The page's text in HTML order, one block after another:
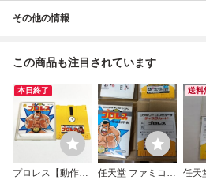
その他の情報
この商品も注目されています
本日終了
プロレス【動作確
任天堂 ファミコン
送料
任天